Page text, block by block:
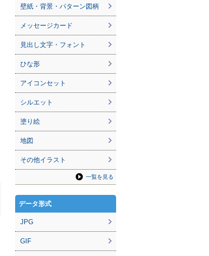
壁紙・背景・パターン図柄
メッセージカード
見出し文字・フォント
ひな形
アイコンセット
シルエット
塗り絵
地図
その他イラスト
一覧を見る
データ形式
JPG
GIF